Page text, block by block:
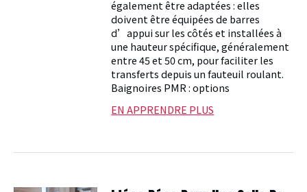
également être adaptées : elles
doivent être équipées de barres
d’appui sur les côtés et installées à
une hauteur spécifique, généralement
entre 45 et 50 cm, pour faciliter les
transferts depuis un fauteuil roulant.
Baignoires PMR : options
EN APPRENDRE PLUS